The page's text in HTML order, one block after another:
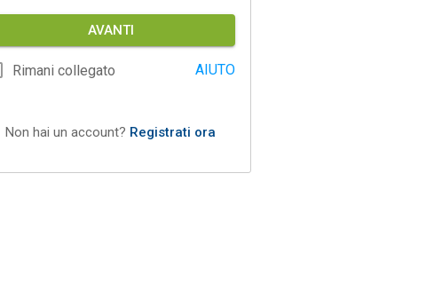
AVANTI
Rimani collegato AIUTO
Non hai un account? Registrati ora